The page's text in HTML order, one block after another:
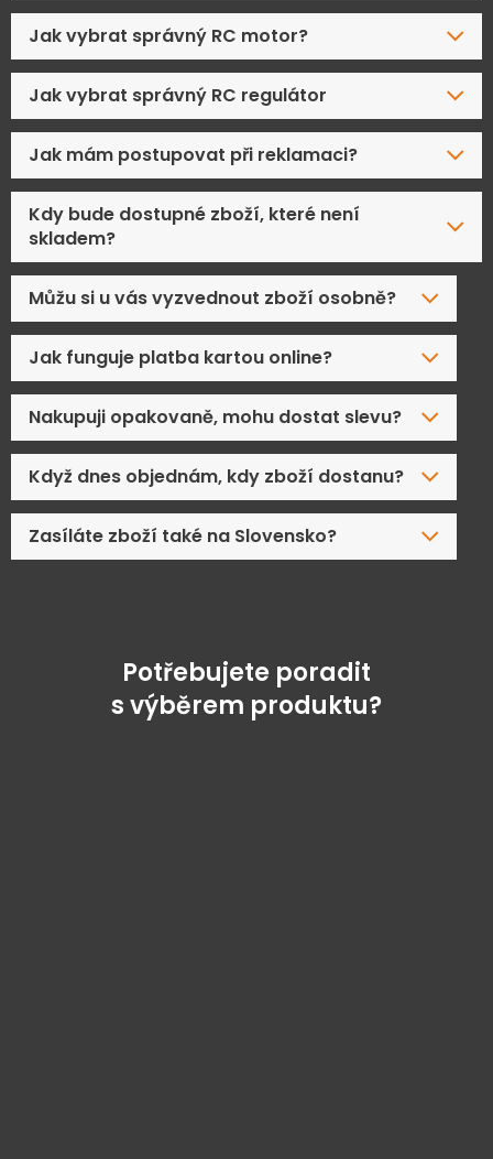
Jak vybrat správný RC motor?
Jak vybrat správný RC regulátor
Jak mám postupovat při reklamaci?
Kdy bude dostupné zboží, které není
skladem?
Můžu si u vás vyzvednout zboží osobně?
Jak funguje platba kartou online?
Nakupuji opakovaně, mohu dostat slevu?
Když dnes objednám, kdy zboží dostanu?
Zasíláte zboží také na Slovensko?
Potřebujete poradit
s výběrem produktu?